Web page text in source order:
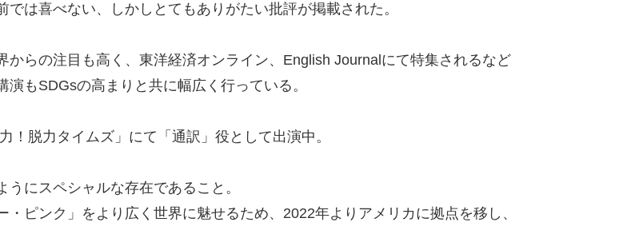
では喜べない、しかしとてもありがたい批評が掲載された。
からの注目も高く、東洋経済オンライン、English Journalにて特集されるなど
演もSDGsの高まりと共に幅広く行っている。
！脱力タイムズ」にて「通訳」役として出演中。
うにスペシャルな存在であること。
・ピンク」をより広く世界に魅せるため、2022年よりアメリカに拠点を移し、